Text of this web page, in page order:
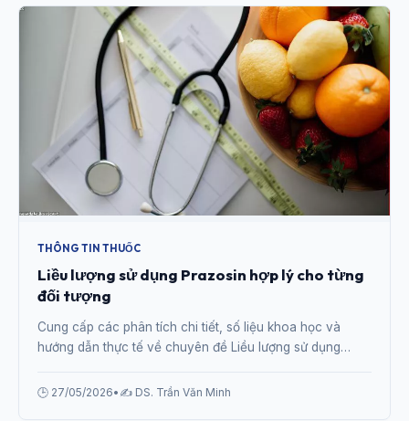
THÔNG TIN THUỐC
Liều lượng sử dụng Prazosin hợp lý cho từng
đối tượng
Cung cấp các phân tích chi tiết, số liệu khoa học và
hướng dẫn thực tế về chuyên đề Liều lượng sử dụng
🕒 27/05/2026• ✍️ DS. Trần Văn Minh